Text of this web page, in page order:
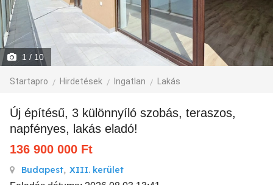
1 / 10
Startapro Hirdetések Ingatlan Lakás
Új építésű, 3 különnyíló szobás, teraszos,
napfényes, lakás eladó!
136 900 000 Ft
Budapest, XIII. kerület